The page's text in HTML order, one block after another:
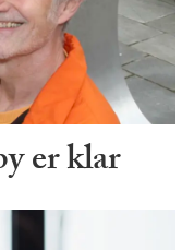
er klar